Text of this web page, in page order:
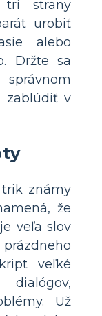
tri strany
urobiť
alebo
Držte sa
zablúdiť v
trik známy
že
veľa slov
veľké
dialógov,
Už